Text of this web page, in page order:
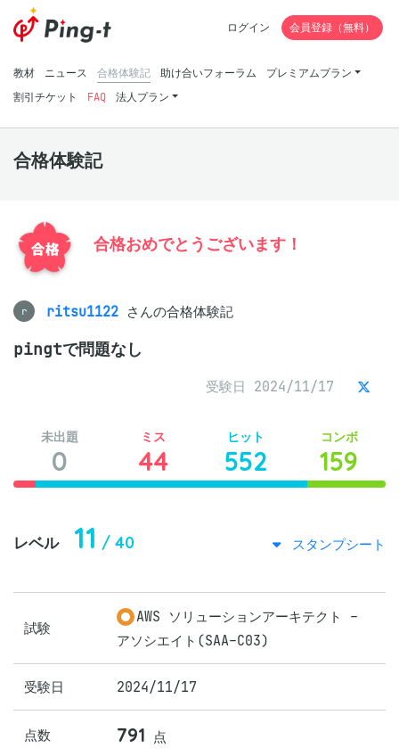
教材 ニュース 合格体験記 助け合いフォーラム
プレミアムプラン
割引チケット
FAQ 法人プラン
ログイン 会員登録（無料）
合格体験記
合格おめでとうございます！
r ritsu1122 さんの合格体験記
pingtで問題なし
受験日 2024/11/17
未出題
0
ミス
44
ヒット
552
コンボ
159
レベル 11 / 40 スタンプシート
試験
AWS ソリューションアーキテクト -
アソシエイト(SAA-C03)
受験日 2024/11/17
点数 791 点